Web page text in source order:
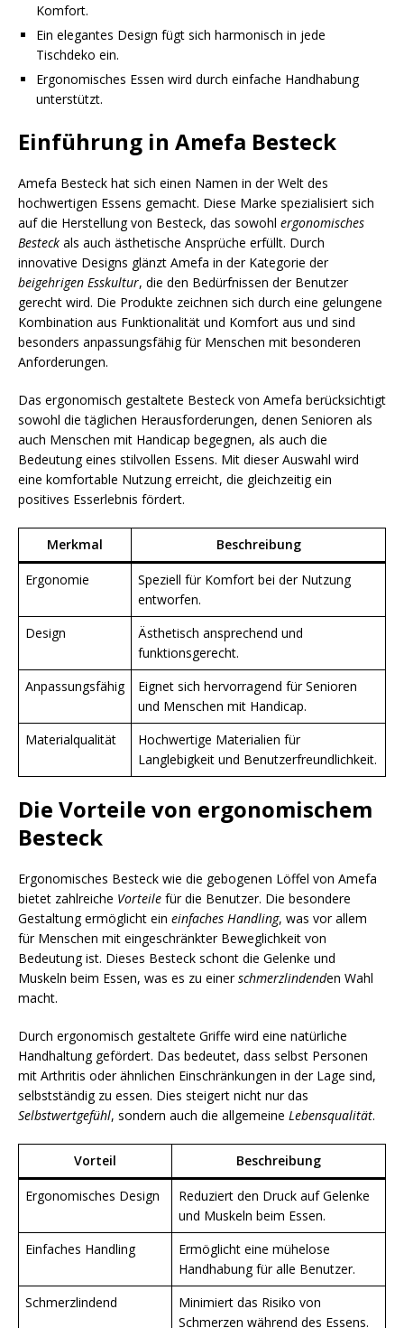
Komfort.
Ein elegantes Design fügt sich harmonisch in jede
Tischdeko ein.
Ergonomisches Essen wird durch einfache Handhabung
unterstützt.
Einführung in Amefa Besteck
Amefa Besteck hat sich einen Namen in der Welt des
hochwertigen Essens gemacht. Diese Marke spezialisiert sich
auf die Herstellung von Besteck, das sowohl ergonomisches
Besteck als auch ästhetische Ansprüche erfüllt. Durch
innovative Designs glänzt Amefa in der Kategorie der
beigehrigen Esskultur, die den Bedürfnissen der Benutzer
gerecht wird. Die Produkte zeichnen sich durch eine gelungene
Kombination aus Funktionalität und Komfort aus und sind
besonders anpassungsfähig für Menschen mit besonderen
Anforderungen.
Das ergonomisch gestaltete Besteck von Amefa berücksichtigt
sowohl die täglichen Herausforderungen, denen Senioren als
auch Menschen mit Handicap begegnen, als auch die
Bedeutung eines stilvollen Essens. Mit dieser Auswahl wird
eine komfortable Nutzung erreicht, die gleichzeitig ein
positives Esserlebnis fördert.
Merkmal Beschreibung
Ergonomie
Speziell für Komfort bei der Nutzung
entworfen.
Design
Ästhetisch ansprechend und
funktionsgerecht.
Anpassungsfähig
Eignet sich hervorragend für Senioren
und Menschen mit Handicap.
Materialqualität
Hochwertige Materialien für
Langlebigkeit und Benutzerfreundlichkeit.
Die Vorteile von ergonomischem
Besteck
Ergonomisches Besteck wie die gebogenen Löffel von Amefa
bietet zahlreiche Vorteile für die Benutzer. Die besondere
Gestaltung ermöglicht ein einfaches Handling, was vor allem
für Menschen mit eingeschränkter Beweglichkeit von
Bedeutung ist. Dieses Besteck schont die Gelenke und
Muskeln beim Essen, was es zu einerschmerzlindenden Wahl
macht.
Durch ergonomisch gestaltete Griffe wird eine natürliche
Handhaltung gefördert. Das bedeutet, dass selbst Personen
mit Arthritis oder ähnlichen Einschränkungen in der Lage sind,
selbstständig zu essen. Dies steigert nicht nur das
Selbstwertgefühl, sondern auch die allgemeine Lebensqualität.
Vorteil Beschreibung
Ergonomisches Design
Reduziert den Druck auf Gelenke
und Muskeln beim Essen.
Einfaches Handling
Ermöglicht eine mühelose
Handhabung für alle Benutzer.
Schmerzlindend
Minimiert das Risiko von
Schmerzen während des Essens.